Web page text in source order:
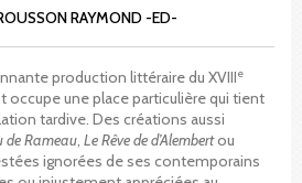
RAYMOND -ED-
production littéraire du XVIIIe
occupe une place particulière qui tient
tardive. Des créations aussi
de Rameau, Le Rêve de d’Alembertou
ignorées de ses contemporains